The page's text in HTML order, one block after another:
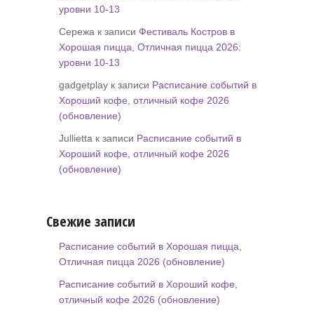
уровни 10-13
Сережа к записи Фестиваль Костров в
Хорошая пицца, Отличная пицца 2026:
уровни 10-13
gadgetplay к записи Расписание событий в
Хороший кофе, отличный кофе 2026
(обновление)
Jullietta к записи Расписание событий в
Хороший кофе, отличный кофе 2026
(обновление)
Свежие записи
Расписание событий в Хорошая пицца,
Отличная пицца 2026 (обновление)
Расписание событий в Хороший кофе,
отличный кофе 2026 (обновление)